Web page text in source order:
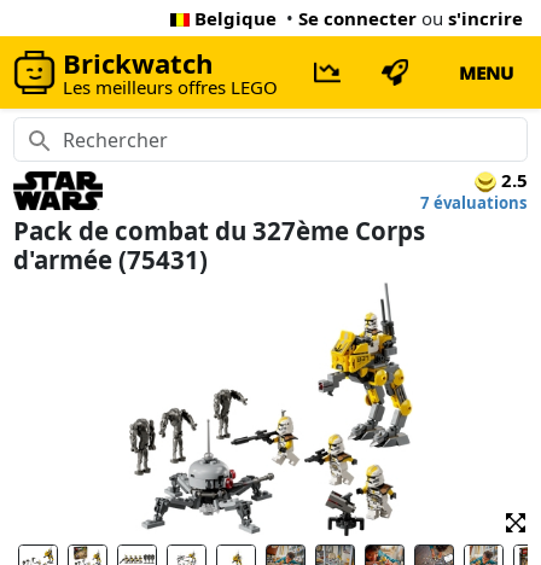
Belgique • Se connecter ou s'incrire
Brickwatch
Les meilleurs offres LEGO
MENU
2.5
7 évaluations
Pack de combat du 327ème Corps
d'armée (75431)